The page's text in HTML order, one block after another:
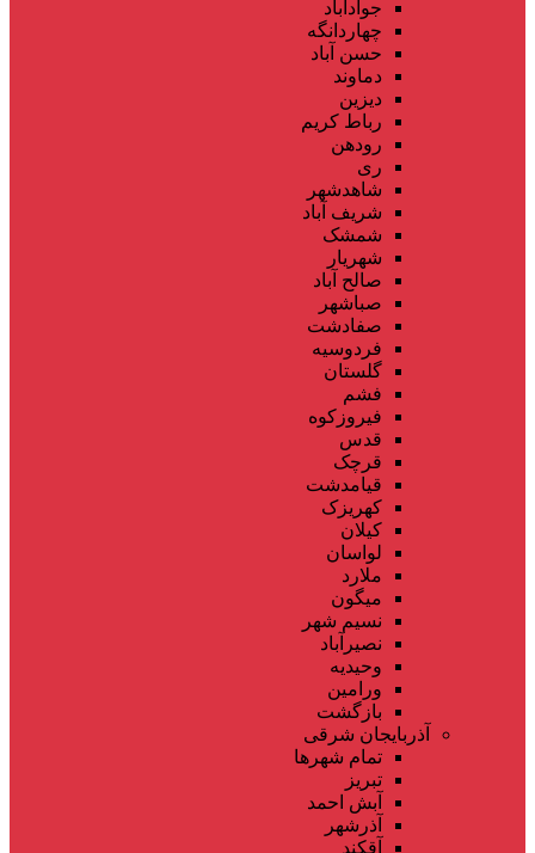
جوادآباد
چهاردانگه
حسن آباد
دماوند
دیزین
رباط کریم
رودهن
ری
شاهدشهر
شریف آباد
شمشک
شهریار
صالح آباد
صباشهر
صفادشت
فردوسیه
گلستان
فشم
فیروزکوه
قدس
قرچک
قیامدشت
کهریزک
کیلان
لواسان
ملارد
میگون
نسیم شهر
نصیرآباد
وحیدیه
ورامین
بازگشت
آذربایجان شرقی
تمام شهر‌ها
تبریز
آبش احمد
آذرشهر
آقکند